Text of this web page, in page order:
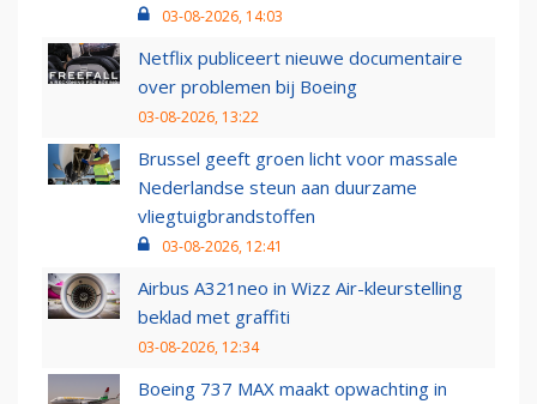
03-08-2026, 14:03
Netflix publiceert nieuwe documentaire
over problemen bij Boeing
03-08-2026, 13:22
Brussel geeft groen licht voor massale
Nederlandse steun aan duurzame
vliegtuigbrandstoffen
03-08-2026, 12:41
Airbus A321neo in Wizz Air-kleurstelling
beklad met graffiti
03-08-2026, 12:34
Boeing 737 MAX maakt opwachting in